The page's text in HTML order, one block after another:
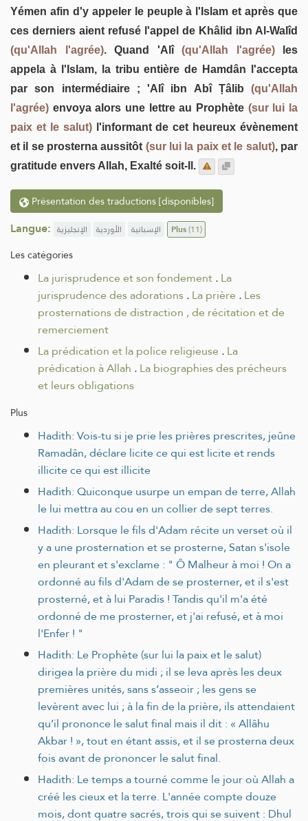
Yémen afin d'y appeler le peuple à l'Islam et après que
ces derniers aient refusé l'appel de Khâlid ibn Al-Walîd
(qu'Allah l'agrée). Quand 'Alî (qu'Allah l'agrée)les
appela à l'Islam, la tribu entière de Hamdân l'accepta
par son intermédiaire ; 'Alî ibn Abî Ṭâlib (qu'Allah
l'agrée) envoya alors une lettre au Prophète (sur lui la
paix et le salut)l'informant de cet heureux évènement
et il se prosterna aussitôt (sur lui la paix et le salut), par
gratitude envers Allah, Exalté soit-Il.
Présentation des traductions [disponibles]
Langue: الإنجليزية الأوردية الإسبانية Plus(11)
Les catégories
La jurisprudence et son fondement.La
jurisprudence des adorations.La prière .Les
prosternations de distraction , de récitation et de
remerciement
La prédication et la police religieuse .La
prédication à Allah .La biographies des précheurs
et leurs obligations
Plus
Hadith: Vois-tu si je prie les prières prescrites, jeûne
Ramadân, déclare licite ce qui est licite et rends
illicite ce qui est illicite
Hadith: Quiconque usurpe un empan de terre, Allah
le lui mettra au cou en un collier de sept terres.
Hadith: Lorsque le fils d'Adam récite un verset où il
y a une prosternation et se prosterne, Satan s'isole
en pleurant et s'exclame : " Ô Malheur à moi ! On a
ordonné au fils d'Adam de se prosterner, et il s'est
prosterné, et à lui Paradis ! Tandis qu'il m'a été
ordonné de me prosterner, et j'ai refusé, et à moi
l'Enfer ! "
Hadith: Le Prophète (sur lui la paix et le salut)
dirigea la prière du midi ; il se leva après les deux
premières unités, sans s’asseoir ; les gens se
levèrent avec lui ; à la fin de la prière, ils attendaient
qu’il prononce le salut final mais il dit : « Allâhu
Akbar ! », tout en étant assis, et il se prosterna deux
fois avant de prononcer le salut final.
Hadith: Le temps a tourné comme le jour où Allah a
créé les cieux et la terre. L'année compte douze
mois, dont quatre sacrés, trois qui se suivent : Dhul